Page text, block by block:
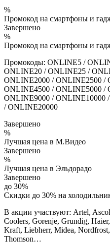
%
Промокод на смартфоны и
Завершено
%
Промокод на смартфоны и
Промокоды: ONLINE5 /
ONLINE20 / ONLINE25 /
ONLINE2000 / ONLINE2500 /
ONLINE4500 / ONLINE5000 /
ONLINE9000 / ONLINE10000
/ ONLINE20000
Завершено
%
Лучшая цена в М.Видео
Завершено
%
Лучшая цена в Эльдорадо
Завершено
до 30%
Скидки до 30% на
В акции участвуют: Artel,
Coolers, Gorenje, Grundig,
Kraft, Liebherr, Midea,
Thomson…